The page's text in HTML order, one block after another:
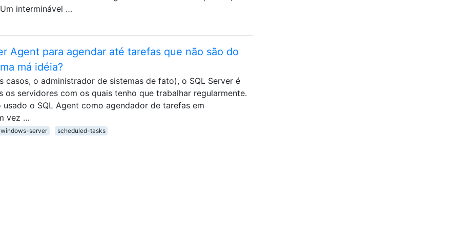
interminável …
Agent para agendar até tarefas que não são do
má idéia?
casos, o administrador de sistemas de fato), o SQL Server é
servidores com os quais tenho que trabalhar regularmente.
o SQL Agent como agendador de tarefas em
vez …
windows-server scheduled-tasks